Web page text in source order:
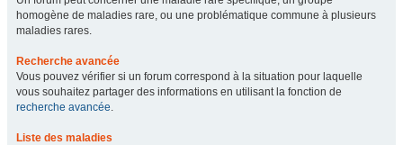
homogène de maladies rare, ou une problématique commune à plusieurs
maladies rares.
Recherche avancée
Vous pouvez vérifier si un forum correspond à la situation pour laquelle
vous souhaitez partager des informations en utilisant la fonction de
recherche avancée.
Liste des maladies